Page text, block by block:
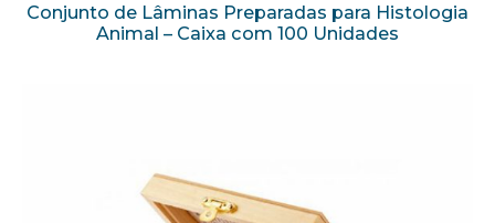
Conjunto de Lâminas Preparadas para Histologia
Animal – Caixa com 100 Unidades